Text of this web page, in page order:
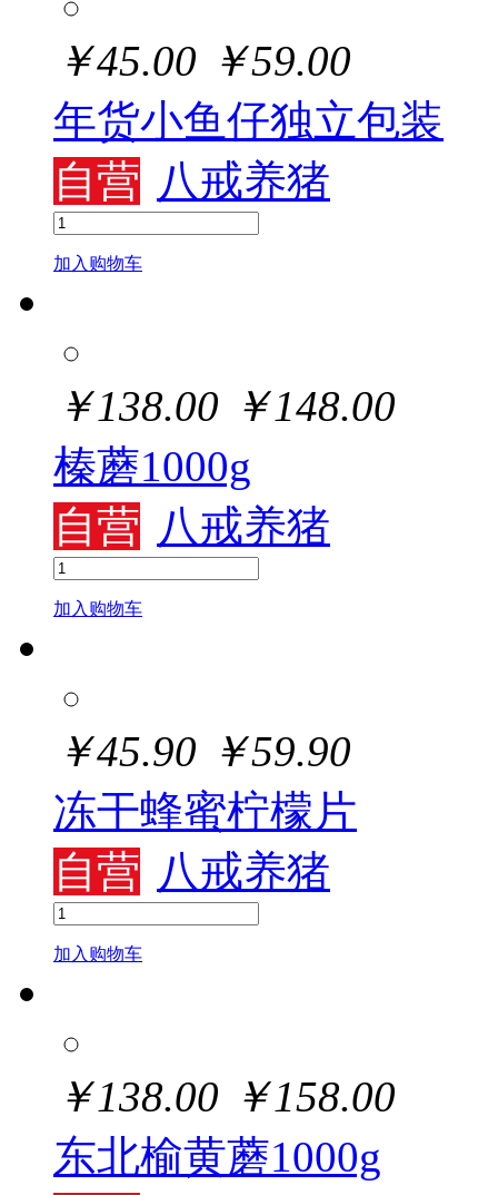
￥45.00 ￥59.00
年货小鱼仔独立包装
自营 八戒养猪
加入购物车
￥138.00 ￥148.00
榛蘑1000g
自营 八戒养猪
加入购物车
￥45.90 ￥59.90
冻干蜂蜜柠檬片
自营 八戒养猪
加入购物车
￥138.00 ￥158.00
东北榆黄蘑1000g